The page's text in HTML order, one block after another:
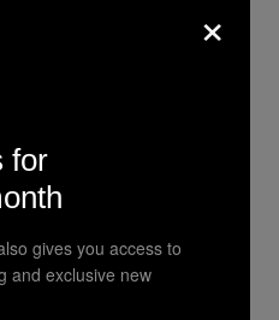
de rebautizar
que muchas
como el más
de América, y una
más violentas
el Klan de
×
for
gives you access to
and exclusive new